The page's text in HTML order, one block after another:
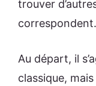
trouver
correspondent.
Au départ, il
classique,